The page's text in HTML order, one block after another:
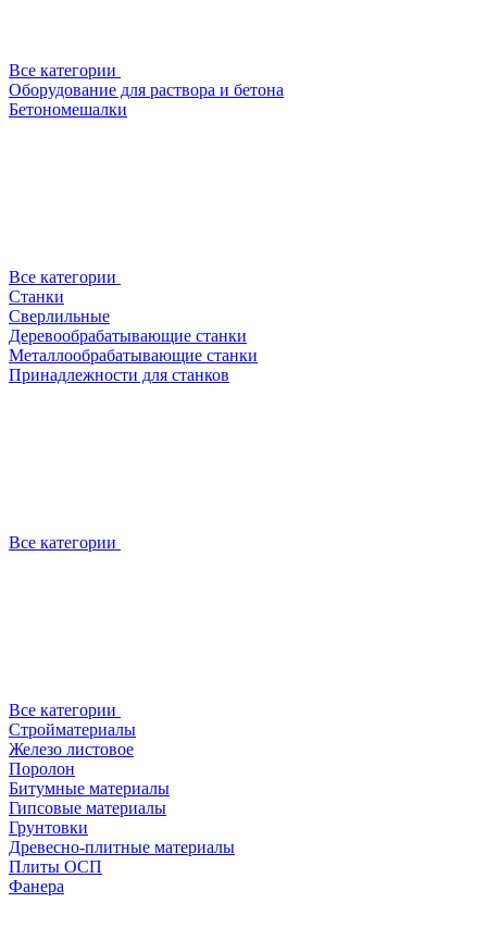
Все категории
Оборудование для раствора и бетона
Бетономешалки
Все категории
Станки
Сверлильные
Деревообрабатывающие станки
Металлообрабатывающие станки
Принадлежности для станков
Все категории
Все категории
Стройматериалы
Железо листовое
Поролон
Битумные материалы
Гипсовые материалы
Грунтовки
Древесно-плитные материалы
Плиты ОСП
Фанера